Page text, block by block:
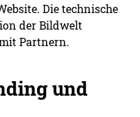
Die technische
der Bildwelt
Partnern.
und